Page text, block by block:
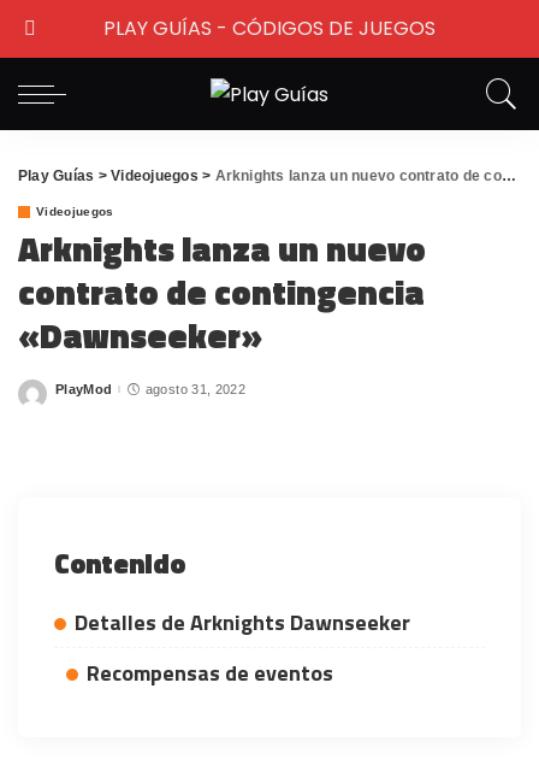
Play Guías >Videojuegos > Arknights lanza un nuevo contrato de contingencia «Dawnseeker»
Videojuegos
Arknights lanza un nuevo
contrato de contingencia
«Dawnseeker»
Posted
PlayMod agosto 31, 2022
Contenido
Detalles de Arknights Dawnseeker
Recompensas de eventos
PLAY GUÍAS - CÓDIGOS DE JUEGOS